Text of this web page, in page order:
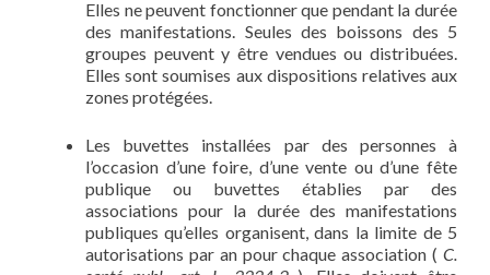
Elles ne peuvent fonctionner que pendant la durée
des manifestations. Seules des boissons des 5
groupes peuvent y être vendues ou distribuées.
Elles sont soumises aux dispositions relatives aux
zones protégées.
Les buvettes installées par des personnes à
l’occasion d’une foire, d’une vente ou d’une fête
publique ou buvettes établies par des
associations pour la durée des manifestations
publiques qu’elles organisent, dans la limite de 5
autorisations par an pour chaque association ( C.